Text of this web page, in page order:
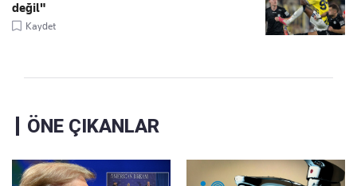
değil"
Kaydet
ÖNE ÇIKANLAR